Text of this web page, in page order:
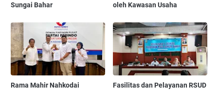
Sungai Bahar
oleh Kawasan Usaha
Rama Mahir Nahkodai
Fasilitas dan Pelayanan RSUD